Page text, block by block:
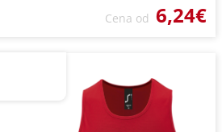
Cena od 6,24€